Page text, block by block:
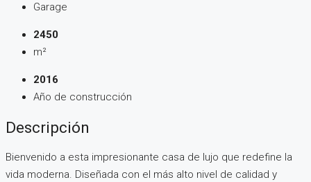
Garage
2450
m²
2016
Año de construcción
Descripción
Bienvenido a esta impresionante casa de lujo que redefine la
vida moderna. Diseñada con el más alto nivel de calidad y